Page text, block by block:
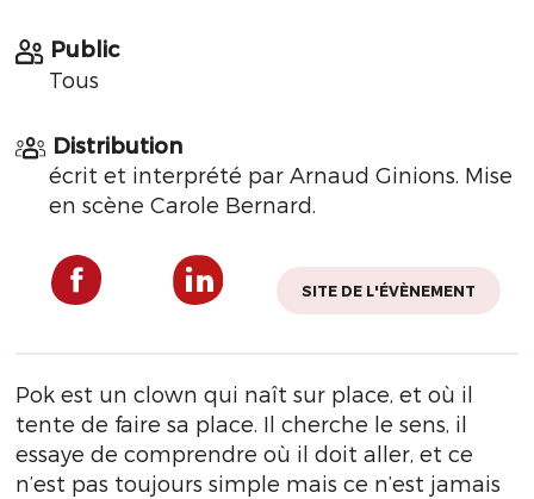
Public
Tous
Distribution
écrit et interprété par Arnaud Ginions. Mise
en scène Carole Bernard.
SITE DE L'ÉVÈNEMENT
Pok est un clown qui naît sur place, et où il
tente de faire sa place. Il cherche le sens, il
essaye de comprendre où il doit aller, et ce
n’est pas toujours simple mais ce n’est jamais